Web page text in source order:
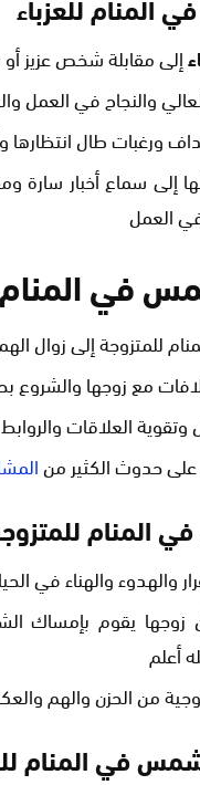
إلى مقابلة شخص عزيز
والنجاح في العمل
ورغبات طال انتظارها
إلى سماع أخبار سارة
العمل
في
للمتزوجة إلى زوال
مع زوجها
العلاقات
حدوث الكثير من
المنام
والهدوء والهناء في
زوجها يقوم بإمساك
أعلم
من الحزن والهم
في المنام